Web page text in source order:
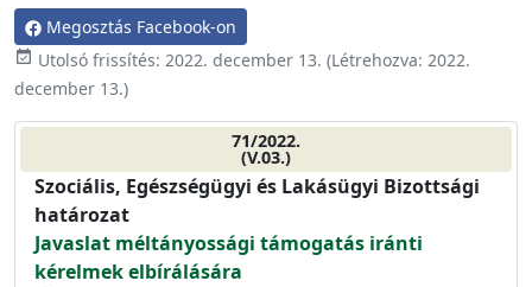
Megosztás Facebook-on
event_available Utolsó frissítés: 2022. december 13. (Létrehozva: 2022.
december 13.)
71/2022.
(V.03.)
Szociális, Egészségügyi és Lakásügyi Bizottsági
határozat
Javaslat méltányossági támogatás iránti
kérelmek elbírálására